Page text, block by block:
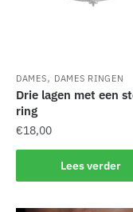
DAMES, DAMES RINGEN
Drie lagen met een
ring
€18,00
Lees verder